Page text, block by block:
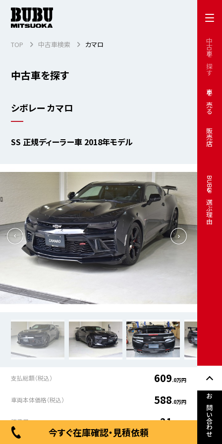
中古車を探す
車を売る
販売店
BUBUを選ぶ理由
お問い合わせ
中古車を探す
TOP 中古車検索 カマロ
シボレー カマロ
SS 正規ディーラー車 2018年モデル
支払総額（税込） 609.0万円
車両本体価格（税込） 588.0万円
諸費用 21
今すぐ在庫確認・見積依頼